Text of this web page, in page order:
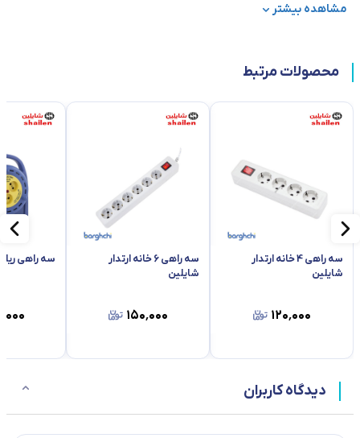
مشاهده بیشتر
محصولات مرتبط
سه راهی 4 خانه ارتدار
شایلین
۱۲۰٬۰۰۰
سه راهی 6 خانه ارتدار
شایلین
۱۵۰٬۰۰۰
سه راهی
دیدگاه کاربران